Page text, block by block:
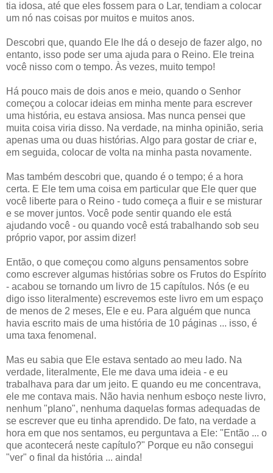
tia idosa, até que eles fossem para o Lar, tendiam a colocar
um nó nas coisas por muitos e muitos anos.
Descobri que, quando Ele lhe dá o desejo de fazer algo, no
entanto, isso pode ser uma ajuda para o Reino. Ele treina
você nisso com o tempo. Às vezes, muito tempo!
Há pouco mais de dois anos e meio, quando o Senhor
começou a colocar ideias em minha mente para escrever
uma história, eu estava ansiosa. Mas nunca pensei que
muita coisa viria disso. Na verdade, na minha opinião, seria
apenas uma ou duas histórias. Algo para gostar de criar e,
em seguida, colocar de volta na minha pasta novamente.
Mas também descobri que, quando é o tempo; é a hora
certa. E Ele tem uma coisa em particular que Ele quer que
você liberte para o Reino - tudo começa a fluir e se misturar
e se mover juntos. Você pode sentir quando ele está
ajudando você - ou quando você está trabalhando sob seu
próprio vapor, por assim dizer!
Então, o que começou como alguns pensamentos sobre
como escrever algumas histórias sobre os Frutos do Espírito
- acabou se tornando um livro de 15 capítulos. Nós (e eu
digo isso literalmente) escrevemos este livro em um espaço
de menos de 2 meses, Ele e eu. Para alguém que nunca
havia escrito mais de uma história de 10 páginas ... isso, é
uma taxa fenomenal.
Mas eu sabia que Ele estava sentado ao meu lado. Na
verdade, literalmente, Ele me dava uma ideia - e eu
trabalhava para dar um jeito. E quando eu me concentrava,
ele me contava mais. Não havia nenhum esboço neste livro,
nenhum "plano", nenhuma daquelas formas adequadas de
se escrever que eu tinha aprendido. De fato, na verdade a
hora em que nos sentamos, eu perguntava a Ele: "Então ... o
que acontecerá neste capítulo?" Porque eu não consegui
"ver" o final da história ... ainda!